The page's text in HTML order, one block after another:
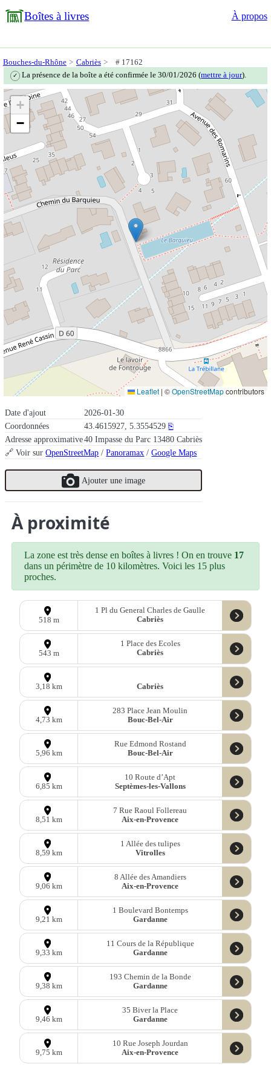
Boîtes à livres À propos
Bouches-du-Rhône Cabriès # 17162
✓ La présence de la boîte a été confirmée le 30/01/2026 (mettre à jour).
Date d'ajout
2026-01-30
Coordonnées
43.4615927, 5.3554529 ⎘
Adresse approximative40 Impasse du Parc 13480 Cabriès
🔗 Voir surOpenStreetMap /Panoramax /Google Maps
Ajouter une image
+
−
Leaflet | ©OpenStreetMapcontributors
À proximité
La zone est très dense en boîtes à livres ! On en trouve 17
dans un périmètre de 10 kilomètres. Voici les 15 plus
proches.
518 m
1 Pl du General Charles de Gaulle
Cabriès
543 m
1 Place des Ecoles
Cabriès
3,18 km Cabriès
4,73 km
283 Place Jean Moulin
Bouc-Bel-Air
5,96 km
Rue Edmond Rostand
Bouc-Bel-Air
6,85 km
10 Route d’Apt
Septèmes-les-Vallons
8,51 km
7 Rue Raoul Follereau
Aix-en-Provence
8,59 km
1 Allée des tulipes
Vitrolles
9,06 km
8 Allée des Amandiers
Aix-en-Provence
9,21 km
1 Boulevard Bontemps
Gardanne
9,33 km
11 Cours de la République
Gardanne
9,38 km
193 Chemin de la Bonde
Gardanne
9,46 km
35 Biver la Place
Gardanne
9,75 km
10 Rue Joseph Jourdan
Aix-en-Provence